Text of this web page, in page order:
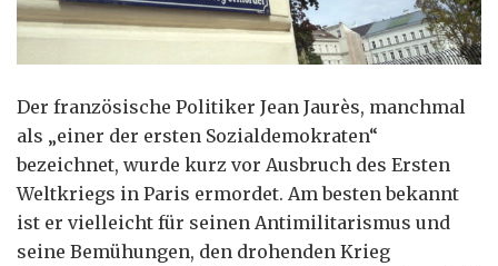
Der französische Politiker Jean Jaurès, manchmal
als „einer der ersten Sozialdemokraten“
bezeichnet, wurde kurz vor Ausbruch des Ersten
Weltkriegs in Paris ermordet. Am besten bekannt
ist er vielleicht für seinen Antimilitarismus und
seine Bemühungen, den drohenden Krieg